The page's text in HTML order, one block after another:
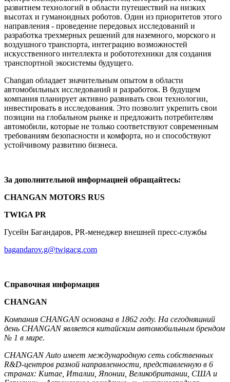
развитием технологий в области путешествий на низких
высотах и гуманоидных роботов. Один из приоритетов этого
направления - проведение передовых исследований и
разработка трехмерных решений для наземного, морского и
воздушного транспорта, интеграцию возможностей
искусственного интеллекта и робототехники для создания
транспортной экосистемы будущего.
Changan обладает значительным опытом в области
автомобильных исследований и разработок. В будущем
компания планирует активно развивать свои технологии,
инвестировать в исследования. Это позволит укрепить свои
позиции на глобальном рынке и предложить потребителям
автомобили, которые не только соответствуют современным
требованиям безопасности и комфорта, но и способствуют
устойчивому развитию бизнеса.
За дополнительной информацией обращайтесь:
CHANGAN MOTORS RUS
TWIGA PR
Гусейн Багандаров, PR-менеджер внешней пресс-службы
bagandarov.g@twigacg.com
Справочная информация
CHANGAN
Компания CHANGAN основана в 1862 году. На сегодняшний
день CHANGAN является китайским автомобильным брендом
№ 1 в мире.
CHANGAN Auto имеет международную сеть собственных
R&D-центров разной направленности, представленную в 6
странах: Китае, Италии, Японии, Великобритании, США и